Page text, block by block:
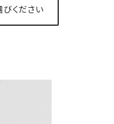
ください